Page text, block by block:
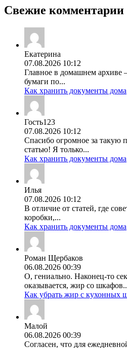
Свежие комментарии
Екатерина
07.08.2026 10:12
Главное в домашнем архиве
бумаги по...
Как хранить документы дома
Гость123
07.08.2026 10:12
Спасибо огромное за такую
статью! Я только...
Как хранить документы дома
Илья
07.08.2026 10:12
В отличие от статей, где
коробки,...
Как хранить документы дома
Роман Щербаков
06.08.2026 00:39
О, гениально. Наконец-то
оказывается, жир со
Как убрать жир с кухонных
Малой
06.08.2026 00:39
Согласен, что для